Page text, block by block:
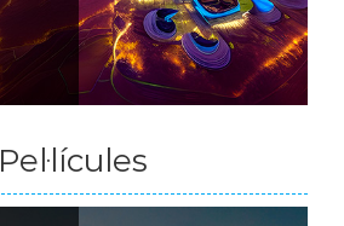
Pel·lícules